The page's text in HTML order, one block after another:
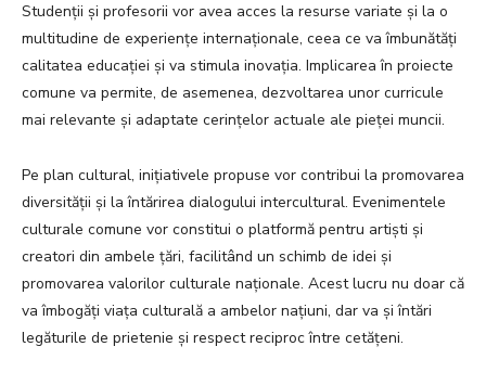
Studenții și profesorii vor avea acces la resurse variate și la o
multitudine de experiențe internaționale, ceea ce va îmbunătăți
calitatea educației și va stimula inovația. Implicarea în proiecte
comune va permite, de asemenea, dezvoltarea unor curricule
mai relevante și adaptate cerințelor actuale ale pieței muncii.
Pe plan cultural, inițiativele propuse vor contribui la promovarea
diversității și la întărirea dialogului intercultural. Evenimentele
culturale comune vor constitui o platformă pentru artiști și
creatori din ambele țări, facilitând un schimb de idei și
promovarea valorilor culturale naționale. Acest lucru nu doar că
va îmbogăți viața culturală a ambelor națiuni, dar va și întări
legăturile de prietenie și respect reciproc între cetățeni.